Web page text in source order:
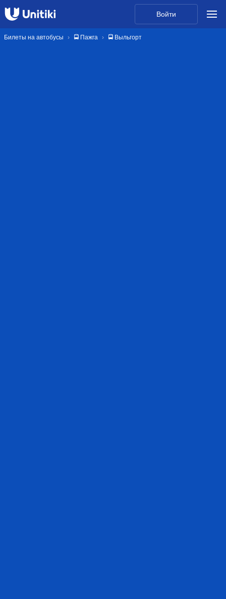
Войти
Билеты на автобусы 🚍 Пажга 🚍 Выльгорт